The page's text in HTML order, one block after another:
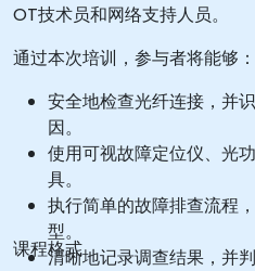
OT技术员和网络支持人员。
通过本次培训，参与者将能够：
安全地检查光纤连接，并
因。
使用可视故障定位仪、光
具。
执行简单的故障排查流程
型。
清晰地记录调查结果，并
课程格式